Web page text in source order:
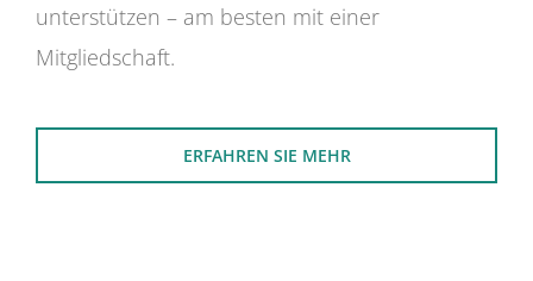
unterstützen – am besten mit einer
Mitgliedschaft.
ERFAHREN SIE MEHR